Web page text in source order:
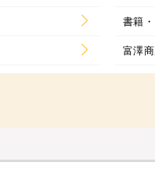
書籍
富澤